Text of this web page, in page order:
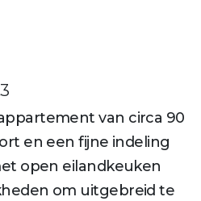
van circa 90
en een fijne indeling
open eilandkeuken
om uitgebreid te